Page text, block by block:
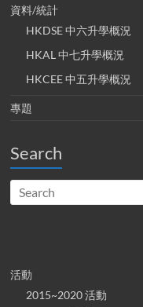
資料/統計
HKDSE 中六升學概況
HKAL 中七升學概況
HKCEE 中五升學概況
專題
Search
活動
2015~2020 活動